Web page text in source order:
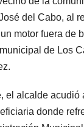
del Cabo, al
motor fuera de
de Los
el alcalde acudió
donde